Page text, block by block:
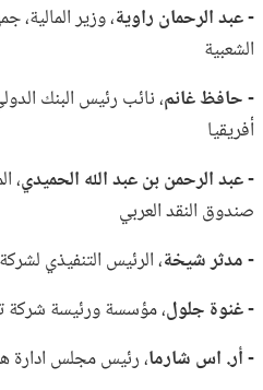
- عبد الرحمان راوية، وزير المالية،
الشعبية
- حافظ غانم، نائب رئيس البنك
أفريقيا
- عبد الرحمن بن عبد الله الحميدي،
صندوق النقد العربي
- مدثر شيخة، الرئيس التنفيذي
- غنوة جلول، مؤسسة ورئيسة
- أر. اس شارما، رئيس مجلس ادارة